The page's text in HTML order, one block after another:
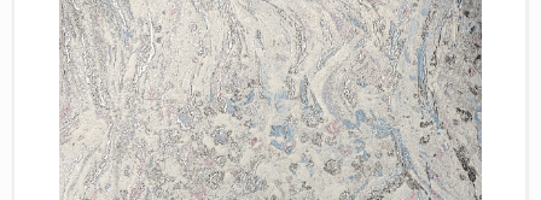
Bernardo
Cristiana Masi
Decori Decori
...
Emiliana Parati
Обои панно
Обои под покраску
Краска